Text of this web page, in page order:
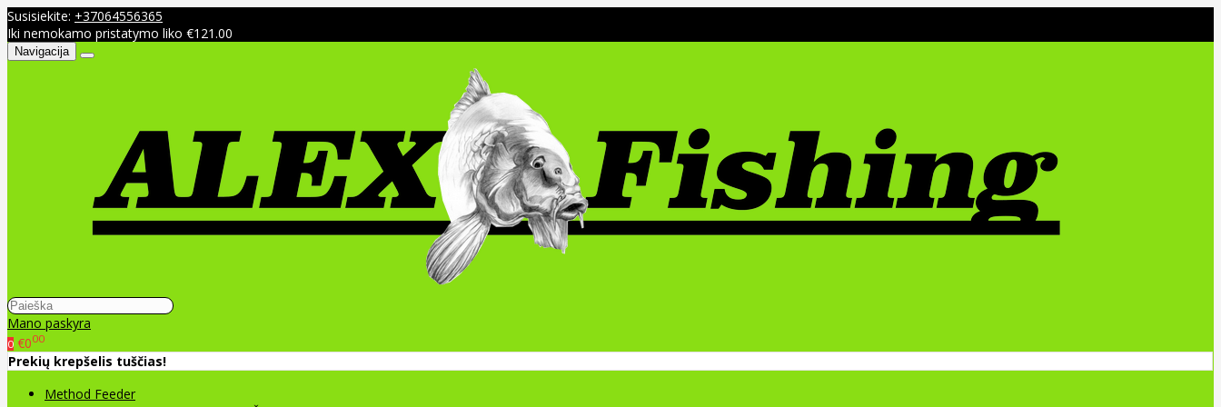
Susisiekite: +37064556365
Iki nemokamo pristatymo liko €121.00
Navigacija
Mano paskyra
0 €000
Prekių krepšelis tuščias!
Method Feeder